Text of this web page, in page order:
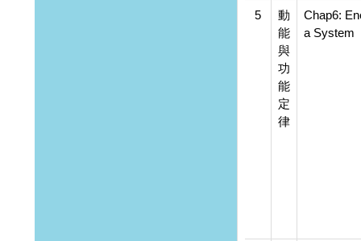
5
動
能
與
功
能
定
律
Chap6:
a System